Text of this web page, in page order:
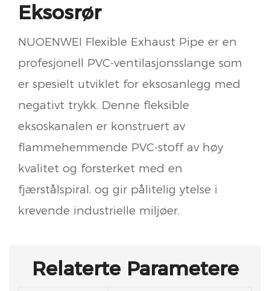
Eksosrør
NUOENWEI Flexible Exhaust Pipe er en
profesjonell PVC-ventilasjonsslange som
er spesielt utviklet for eksosanlegg med
negativt trykk. Denne fleksible
eksoskanalen er konstruert av
flammehemmende PVC-stoff av høy
kvalitet og forsterket med en
fjærstålspiral, og gir pålitelig ytelse i
krevende industrielle miljøer.
Relaterte Parametere